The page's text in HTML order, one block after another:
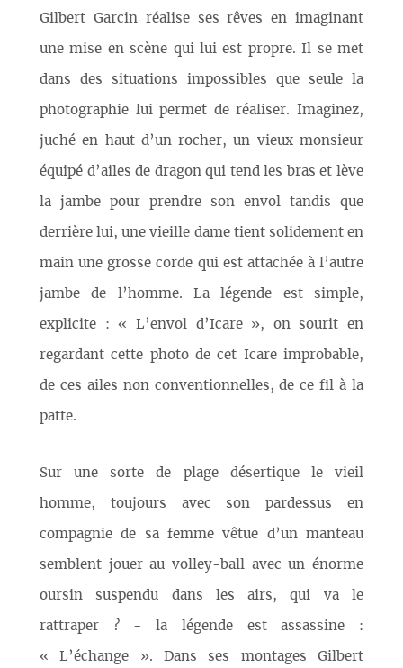
Gilbert Garcin réalise ses rêves en imaginant
une mise en scène qui lui est propre. Il se met
dans des situations impossibles que seule la
photographie lui permet de réaliser. Imaginez,
juché en haut d’un rocher, un vieux monsieur
équipé d’ailes de dragon qui tend les bras et lève
la jambe pour prendre son envol tandis que
derrière lui, une vieille dame tient solidement en
main une grosse corde qui est attachée à l’autre
jambe de l’homme. La légende est simple,
explicite : « L’envol d’Icare », on sourit en
regardant cette photo de cet Icare improbable,
de ces ailes non conventionnelles, de ce fil à la
patte.
Sur une sorte de plage désertique le vieil
homme, toujours avec son pardessus en
compagnie de sa femme vêtue d’un manteau
semblent jouer au volley-ball avec un énorme
oursin suspendu dans les airs, qui va le
rattraper ? - la légende est assassine :
« L’échange ». Dans ses montages Gilbert